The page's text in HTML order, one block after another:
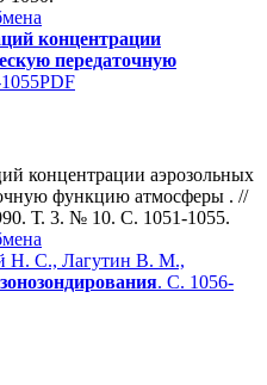
концентрации
передаточную
PDF
концентрации аэрозольных
функцию атмосферы . //
Т. 3. № 10. С. 1051-1055.
Н. С., Лагутин В. М.,
. С. 1056-